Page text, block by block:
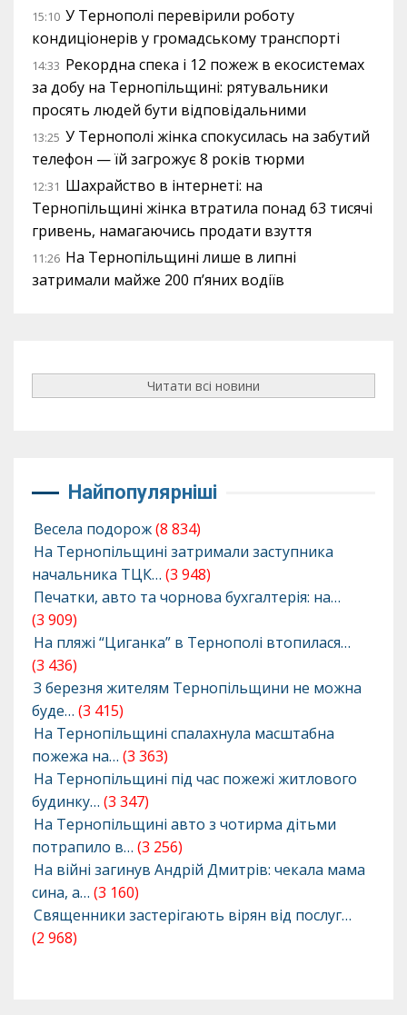
15:10 У Тернополі перевірили роботу
кондиціонерів у громадському транспорті
14:33 Рекордна спека і 12 пожеж в екосистемах
за добу на Тернопільщині: рятувальники
просять людей бути відповідальними
13:25 У Тернополі жінка спокусилась на забутий
телефон — їй загрожує 8 років тюрми
12:31 Шахрайство в інтернеті: на
Тернопільщині жінка втратила понад 63 тисячі
гривень, намагаючись продати взуття
11:26 На Тернопільщині лише в липні
затримали майже 200 п’яних водіїв
Читати всі новини
Найпопулярніші
Весела подорож(8 834)
На Тернопільщині затримали заступника
начальника ТЦК… (3 948)
Печатки, авто та чорнова бухгалтерія: на…
(3 909)
На пляжі “Циганка” в Тернополі втопилася…
(3 436)
З березня жителям Тернопільщини не можна
буде… (3 415)
На Тернопільщині спалахнула масштабна
пожежа на… (3 363)
На Тернопільщині під час пожежі житлового
будинку… (3 347)
На Тернопільщині авто з чотирма дітьми
потрапило в… (3 256)
На війні загинув Андрій Дмитрів: чекала мама
сина, а… (3 160)
Священники застерігають вірян від послуг…
(2 968)